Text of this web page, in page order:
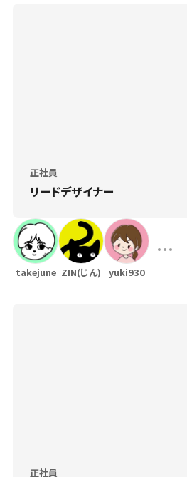
正社員
リードデザイナー
takejune ZIN(じん) yuki930
正社員